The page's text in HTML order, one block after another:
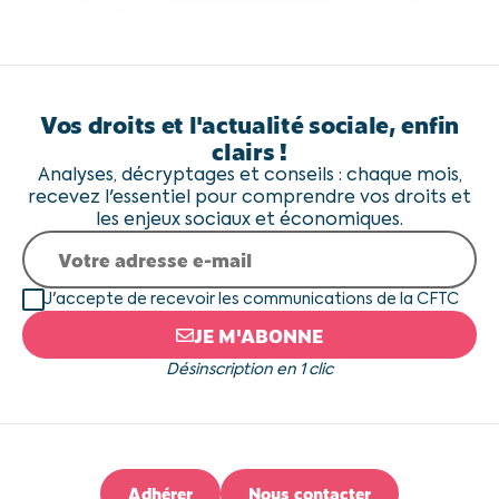
Vos droits et l'actualité sociale, enfin
clairs !
Analyses, décryptages et conseils : chaque mois,
recevez l'essentiel pour comprendre vos droits et
les enjeux sociaux et économiques.
J'accepte de recevoir les communications de la CFTC
JE M'ABONNE
Désinscription en 1 clic
Adhérer Nous contacter